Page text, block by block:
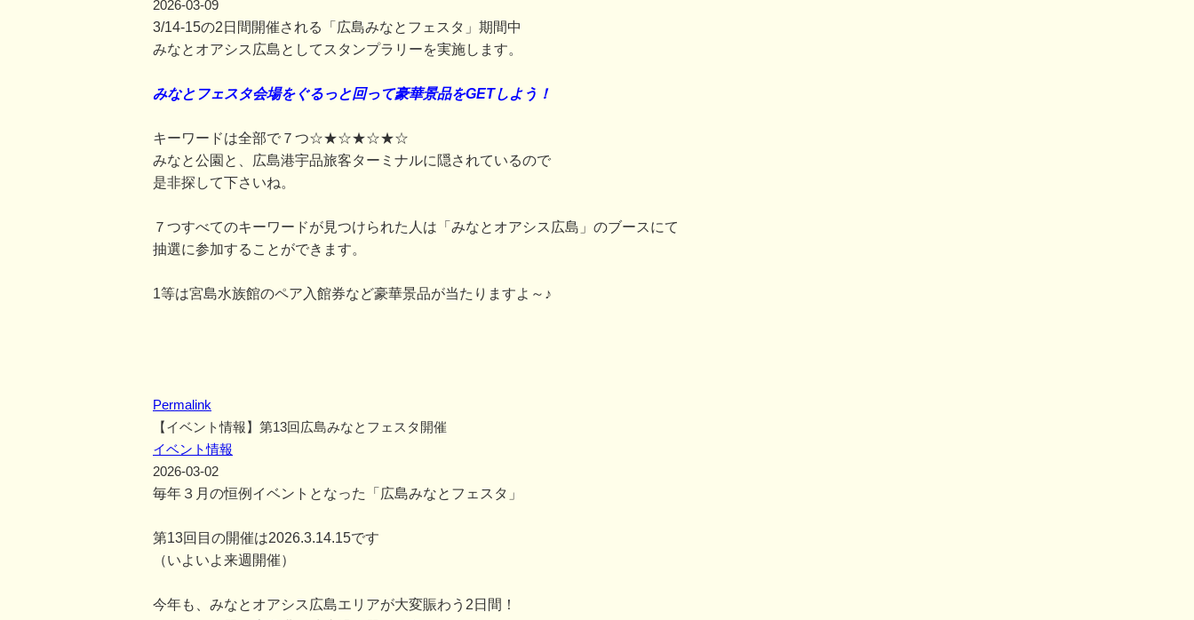
2026-03-09
3/14-15の2日間開催される「広島みなとフェスタ」期間中
みなとオアシス広島としてスタンプラリーを実施します。
みなとフェスタ会場をぐるっと回って豪華景品をGETしよう！
キーワードは全部で７つ☆★☆★☆★☆
みなと公園と、広島港宇品旅客ターミナルに隠されているので
是非探して下さいね。
７つすべてのキーワードが見つけられた人は「みなとオアシス広島」のブースにて
抽選に参加することができます。
1等は宮島水族館のペア入館券など豪華景品が当たりますよ～♪
Permalink
【イベント情報】第13回広島みなとフェスタ開催
イベント情報
2026-03-02
毎年３月の恒例イベントとなった「広島みなとフェスタ」
第13回目の開催は2026.3.14.15です
（いよいよ来週開催）
今年も、みなとオアシス広島エリアが大変賑わう2日間！